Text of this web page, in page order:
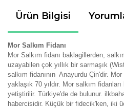
Ürün Bilgisi
Mor Salkım Fidanı
Mor Salkım fidanı baklagillerden,
uzayabilen çok yıllık bir sarmaşık
salkım fidanının Anayurdu Çin'dir. Mor
yaklaşık 70 yıldır. Mor salkım
yetiştirilir. Türkiye'de de bulunur.
habercisidir. Küçük bir fidecik'ken, iki